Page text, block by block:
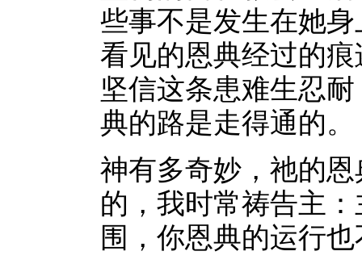
些事不是发生在她
看见的恩典经过的
坚信这条患难生忍
典的路是走得通的。
神有多奇妙，祂的
的，我时常祷告主
围，你恩典的运行